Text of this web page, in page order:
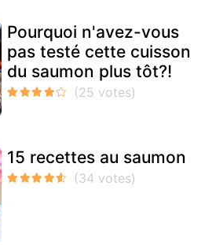
Pourquoi n'avez-vous
pas testé cette cuisson
du saumon plus tôt?!
15 recettes au saumon